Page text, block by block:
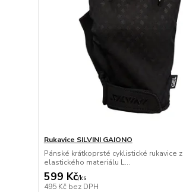
Rukavice SILVINI GAIONO
Pánské krátkoprsté cyklistické rukavice z
elastického materiálu L...
599 Kč/ks
495 Kč bez DPH